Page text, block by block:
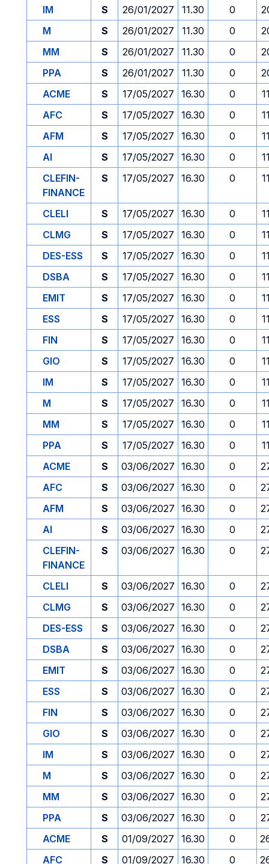
IM S 26/01/2027 11.30 0
M
S 26/01/2027 11.30 0
MM
S 26/01/2027 11.30 0
PPA
S 26/01/2027 11.30 0
ACME
S 17/05/2027 16.30 0
AFC
S 17/05/2027 16.30 0
AFM
S 17/05/2027 16.30 0
AI
S 17/05/2027 16.30 0
CLEFIN-
FINANCE
S 17/05/2027 16.30 0
CLELI S 17/05/2027 16.30 0
CLMG
S 17/05/2027 16.30 0
DES-ESS
S 17/05/2027 16.30 0
DSBA
S 17/05/2027 16.30 0
EMIT
S 17/05/2027 16.30 0
ESS
S 17/05/2027 16.30 0
FIN
S 17/05/2027 16.30 0
GIO
S 17/05/2027 16.30 0
IM
S 17/05/2027 16.30 0
M
S 17/05/2027 16.30 0
MM
S 17/05/2027 16.30 0
PPA
S 17/05/2027 16.30 0
ACME
S 03/06/2027 16.30 0
AFC
S 03/06/2027 16.30 0
AFM
S 03/06/2027 16.30 0
AI
S 03/06/2027 16.30 0
CLEFIN-
FINANCE
S 03/06/2027 16.30 0
CLELI S 03/06/2027 16.30 0
CLMG
S 03/06/2027 16.30 0
DES-ESS
S 03/06/2027 16.30 0
DSBA
S 03/06/2027 16.30 0
EMIT
S 03/06/2027 16.30 0
ESS
S 03/06/2027 16.30 0
FIN
S 03/06/2027 16.30 0
GIO
S 03/06/2027 16.30 0
IM
S 03/06/2027 16.30 0
M
S 03/06/2027 16.30 0
MM
S 03/06/2027 16.30 0
PPA
S 03/06/2027 16.30 0
ACME
S 01/09/2027 16.30 0
AFC
S 01/09/2027 16.30 0